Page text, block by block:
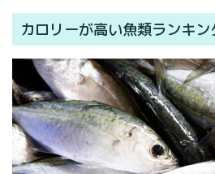
カロリーが高い魚類ランキン